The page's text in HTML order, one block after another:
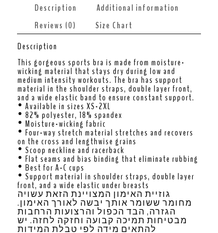
Description
Additional information
Reviews (0)
Size Chart
Description
This gorgeous sports bra is made from moisture-
wicking material that stays dry during low and
medium intensity workouts. The bra has support
material in the shoulder straps, double layer front,
and a wide elastic band to ensure constant support.
• Available in sizes XS-2XL
• 82% polyester, 18% spandex
• Moisture-wicking fabric
• Four-way stretch material stretches and recovers
on the cross and lengthwise grains
• Scoop neckline and racerback
• Flat seams and bias binding that eliminate rubbing
• Best for A-C cups
• Support material in shoulder straps, double layer
front, and a wide elastic under breasts
גוזיית האימון המצויינת הזאת עשויה
מחומר ששומר אותך יבשה לאורך האימון.
הגזרה, הבד הכפול והרצועות הרחבות
מבטיחות תמיכה קבועה וחזקה לחזה. יש
להתאים מידה לפי טבלת המידות